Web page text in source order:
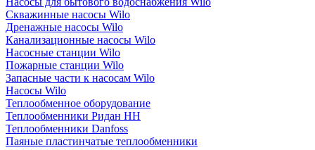
Скважинные насосы Wilo
Дренажные насосы Wilo
Канализационные насосы Wilo
Насосные станции Wilo
Пожарные станции Wilo
Запасные части к насосам Wilo
Насосы Wilo
Теплообменное оборудование
Теплообменники Ридан НН
Теплообменники Danfoss
Паяные пластинчатые теплообменники